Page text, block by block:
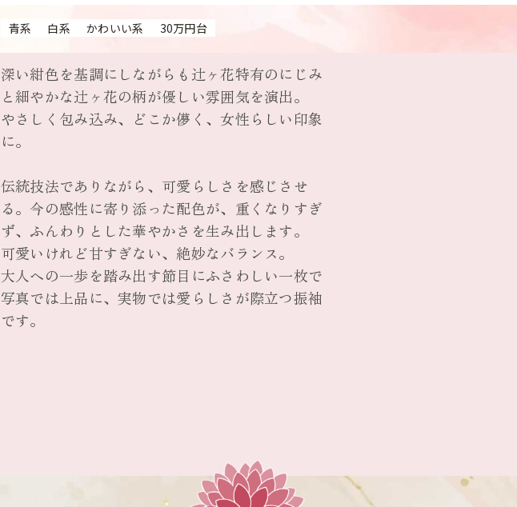
青系 白系 かわいい系 30万円台
深い紺色を基調にしながらも辻ヶ花特有のにじみ
と細やかな辻ヶ花の柄が優しい雰囲気を演出。
やさしく包み込み、どこか儚く、女性らしい印象
に。
伝統技法でありながら、可愛らしさを感じさせ
る。今の感性に寄り添った配色が、重くなりすぎ
ず、ふんわりとした華やかさを生み出します。
可愛いけれど甘すぎない、絶妙なバランス。
大人への一歩を踏み出す節目にふさわしい一枚で
写真では上品に、実物では愛らしさが際立つ振袖
です。